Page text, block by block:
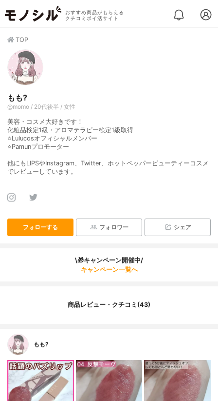
おすすめ商品がもらえる
クチコミポイ活サイト
TOP
もも?
@momo / 20代後半 / 女性
美容・コスメ大好きです！
化粧品検定1級・アロマテラピー検定1級取得
⭐️Lulucosオフィシャルメンバー
⭐️Pamunプロモーター
他にもLIPSやInstagram、Twitter、ホットペッパービューティーコスメ
でレビューしています。
フォローする フォロワー シェア
\🎁キャンペーン開催中/
キャンペーン一覧へ
商品レビュー・クチコミ(43)
もも?